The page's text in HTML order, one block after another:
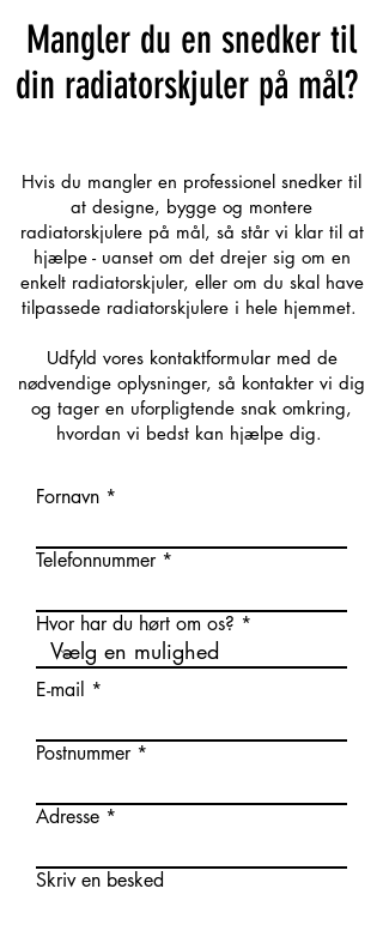
Mangler du en snedker til
din radiatorskjuler på mål?
Hvis du mangler en professionel snedker til
at designe, bygge og montere
radiatorskjulere på mål, så står vi klar til at
hjælpe - uanset om det drejer sig om en
enkelt radiatorskjuler, eller om du skal have
tilpassede radiatorskjulere i hele hjemmet.
Udfyld vores kontaktformular med de
nødvendige oplysninger, så kontakter vi dig
og tager en uforpligtende snak omkring,
hvordan vi bedst kan hjælpe dig.
Fornavn
Telefonnummer
Hvor har du hørt om os?
E-mail
Postnummer
Adresse
Skriv en besked